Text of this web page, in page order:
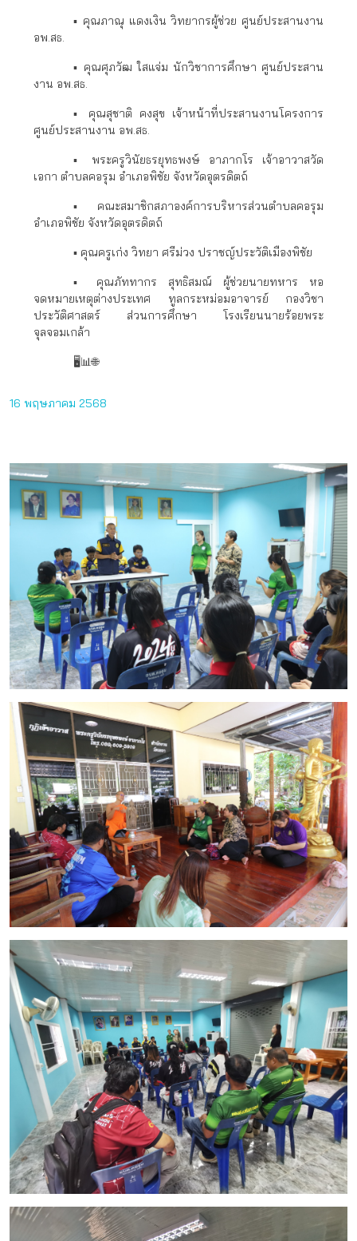
▪️ คุณภาณุ แดงเงิน วิทยากรผู้ช่วย ศูนย์ประสานงาน
อพ.สธ.
▪️ คุณศุภวัฒ ใสแจ่ม นักวิชาการศึกษา ศูนย์ประสาน
งาน อพ.สธ.
▪️ คุณสุชาติ คงสุข เจ้าหน้าที่ประสานงานโครงการ
ศูนย์ประสานงาน อพ.สธ.
▪️ พระครูวินัยธรยุทธพงษ์ อาภากโร เจ้าอาวาสวัด
เอกา ตำบลคอรุม อำเภอพิชัย จังหวัดอุตรดิตถ์
▪️ คณะสมาชิกสภาองค์การบริหารส่วนตำบลคอรุม
อำเภอพิชัย จังหวัดอุตรดิตถ์
▪️ คุณครูเก่ง วิทยา ศรีม่วง ปราชญ์ประวัติเมืองพิชัย
▪️ คุณภัททากร สุทธิสมณ์ ผู้ช่วยนายทหาร หอ
จดหมายเหตุต่างประเทศ ทูลกระหม่อมอาจารย์ กองวิชา
ประวัติศาสตร์ ส่วนการศึกษา โรงเรียนนายร้อยพระ
จุลจอมเกล้า
🖥📊🌐
16 พฤษภาคม 2568